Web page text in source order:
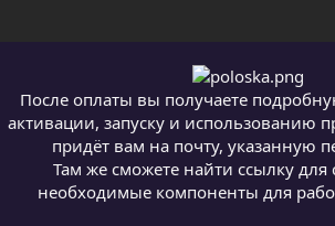
После оплаты вы получаете
активации, запуску и использованию
придёт вам на почту, указанную
Там же сможете найти ссылку для
необходимые компоненты для